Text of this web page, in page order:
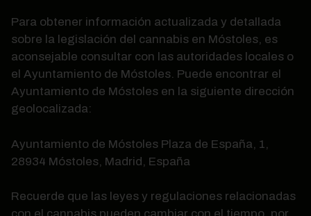
Para obtener información actualizada y detallada
sobre la legislación del cannabis en Móstoles, es
aconsejable consultar con las autoridades locales o
el Ayuntamiento de Móstoles. Puede encontrar el
Ayuntamiento de Móstoles en la siguiente dirección
geolocalizada:
Ayuntamiento de Móstoles Plaza de España, 1,
28934 Móstoles, Madrid, España
Recuerde que las leyes y regulaciones relacionadas